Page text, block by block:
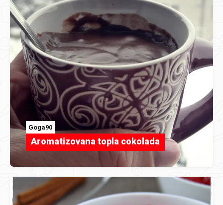
Goga90
Aromatizovana topla cokolada